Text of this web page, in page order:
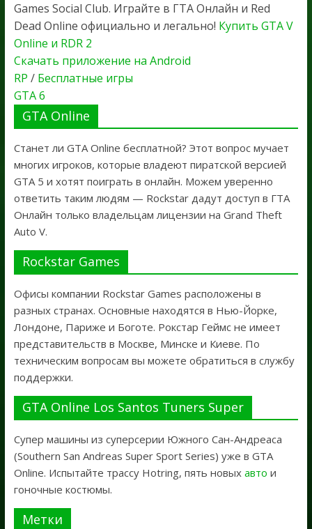
Games Social Club. Играйте в ГТА Онлайн и Red
Dead Online официально и легально! Купить GTA V
Online и RDR 2
Скачать приложение на Android
RP / Бесплатные игры
GTA 6
GTA Online
Станет ли GTA Online бесплатной? Этот вопрос мучает
многих игроков, которые владеют пиратской версией
GTA 5 и хотят поиграть в онлайн. Можем уверенно
ответить таким людям — Rockstar дадут доступ в ГТА
Онлайн только владельцам лицензии на Grand Theft
Auto V.
Rockstar Games
Офисы компании Rockstar Games расположены в
разных странах. Основные находятся в Нью-Йорке,
Лондоне, Париже и Боготе. Рокстар Геймс не имеет
представительств в Москве, Минске и Киеве. По
техническим вопросам вы можете обратиться в службу
поддержки.
GTA Online Los Santos Tuners Super
Супер машины из суперсерии Южного Сан-Андреаса
(Southern San Andreas Super Sport Series) уже в GTA
Online. Испытайте трассу Hotring, пять новых авто и
гоночные костюмы.
Метки